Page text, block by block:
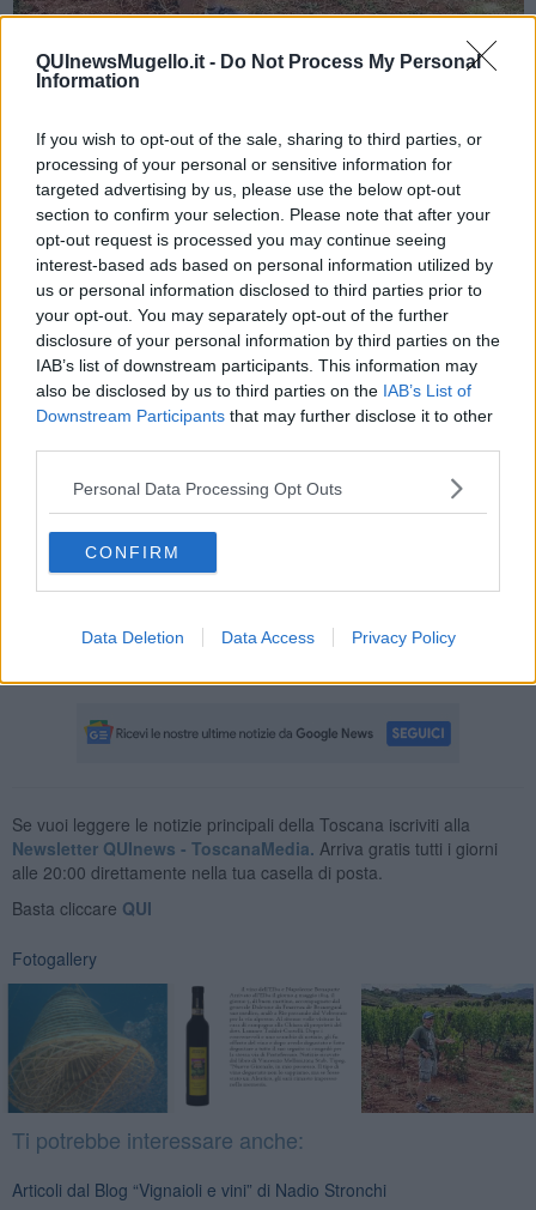
QUInewsMugello.it - Do Not Process My Personal
Information
If you wish to opt-out of the sale, sharing to third parties, or
processing of your personal or sensitive information for
targeted advertising by us, please use the below opt-out
section to confirm your selection. Please note that after your
opt-out request is processed you may continue seeing
interest-based ads based on personal information utilized by
us or personal information disclosed to third parties prior to
your opt-out. You may separately opt-out of the further
disclosure of your personal information by third parties on the
IAB’s list of downstream participants. This information may
also be disclosed by us to third parties on the IAB’s List of
Downstream Participants that may further disclose it to other
Personal Data Processing Opt Outs
CONFIRM
Data Deletion Data Access Privacy Policy
Ora un poco di concretezza: ho degustato l’Aleatico”SILOSO’ “
carico. Profumo: elegante, persistente con sentori di ciliegia
marasca appassita. Gusto: dolce ma con una vena di freschezza,
scorrevole, si ripete la ciliegia marasca appassita, fine e armonico,
molto persistente.
Se vuoi leggere le notizie principali della Toscana iscriviti alla
Newsletter QUInews - ToscanaMedia. Arriva gratis tutti i giorni
alle 20:00 direttamente nella tua casella di posta.
Basta cliccare QUI
Fotogallery
Ti potrebbe interessare anche:
Articoli dal Blog “Vignaioli e vini” di Nadio Stronchi